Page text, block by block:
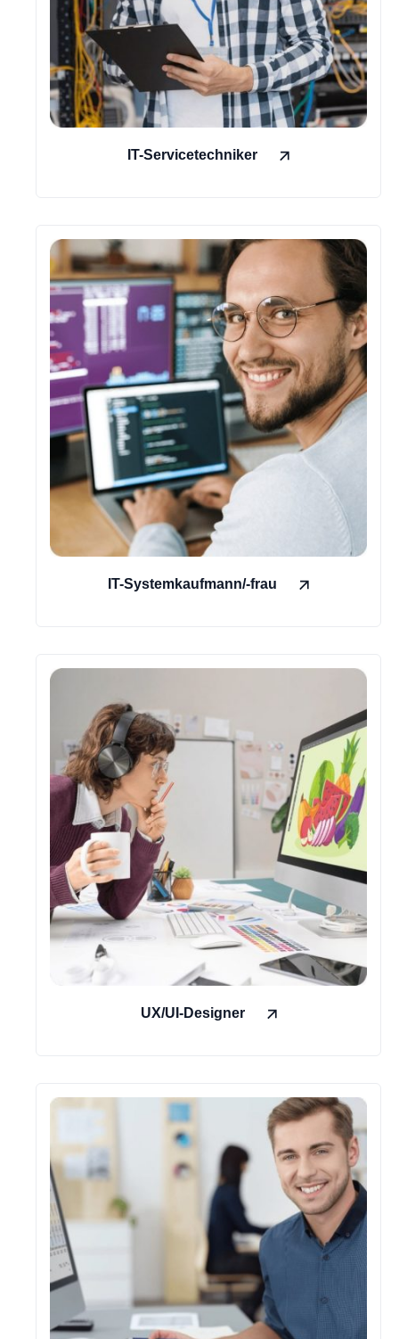
IT-Servicetechniker
IT-Systemkaufmann/-frau
UX/UI-Designer